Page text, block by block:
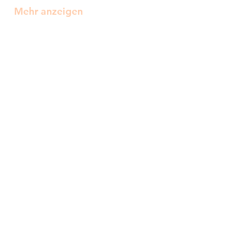
Mehr anzeigen